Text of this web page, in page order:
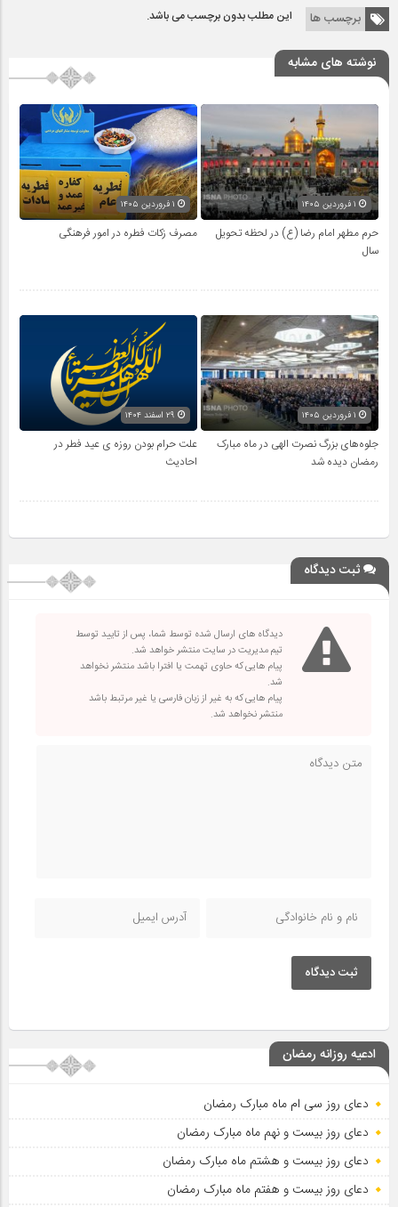
برچسب ها این مطلب بدون برچسب می باشد.
نوشته های مشابه
حرم مطهر امام رضا (ع) در لحظه تحویل
سال
مصرف زکات فطره در امور فرهنگی
جلوه‌های بزرگ نصرت الهی در ماه مبارک
رمضان دیده شد
علت حرام بودن روزه ی عید فطر در
احادیث
ثبت دیدگاه
دیدگاه های ارسال شده توسط شما، پس از تایید توسط
تیم مدیریت در سایت منتشر خواهد شد.
پیام هایی که حاوی تهمت یا افترا باشد منتشر نخواهد
شد.
پیام هایی که به غیر از زبان فارسی یا غیر مرتبط باشد
منتشر نخواهد شد.
ثبت دیدگاه
ادعیه روزانه رمضان
دعای روز سی ام ماه مبارک رمضان
دعای روز بیست و نهم ماه مبارک رمضان
دعای روز بیست و هشتم ماه مبارک رمضان
دعای روز بیست و هفتم ماه مبارک رمضان